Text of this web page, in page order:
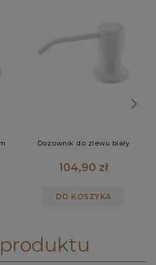
Dozownik do zlewu biały
104,90 zł
DO KOSZYKA